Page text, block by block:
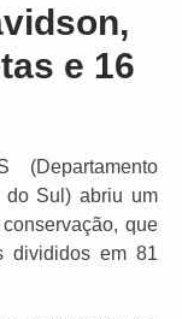
e 16
(Departamento
do Sul) abriu um
que
divididos em 81